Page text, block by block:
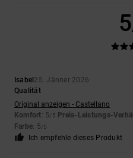
5
Isabel 25. Jänner 2026
Qualität
Original anzeigen - Castellano
Komfort: 5/5 Preis-Leistungs-
Farbe: 5/5
Ich empfehle dieses Produkt